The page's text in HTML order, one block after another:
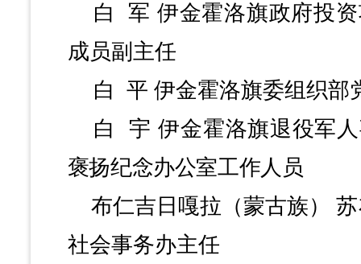
白
军 伊金霍洛旗政府投
成员副主任
白 平 伊金霍洛旗委组织部
白
宇 伊金霍洛旗退役军
褒扬纪念办公室工作人员
布仁吉日嘎拉（蒙古族）
社会事务办主任